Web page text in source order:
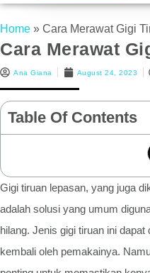
Home » Cara Merawat Gigi
Cara Merawat
Ana Giana August 24, 2023
Table Of Contents
Gigi tiruan lepasan, yang juga
adalah solusi yang umum
hilang. Jenis gigi tiruan ini
kembali oleh pemakainya.